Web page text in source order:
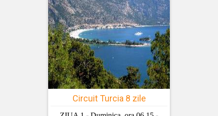
Circuit Turcia 8 zile